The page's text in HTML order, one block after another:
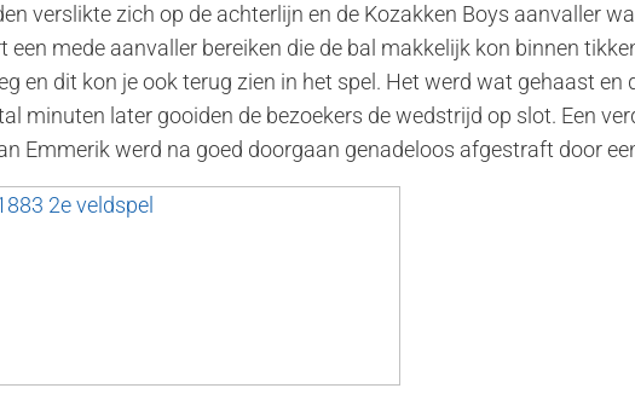
verslikte zich op de achterlijn en de Kozakken Boys aanvaller
een mede aanvaller bereiken die de bal makkelijk kon binnen
en dit kon je ook terug zien in het spel. Het werd wat gehaast en
minuten later gooiden de bezoekers de wedstrijd op slot. Een
Emmerik werd na goed doorgaan genadeloos afgestraft door